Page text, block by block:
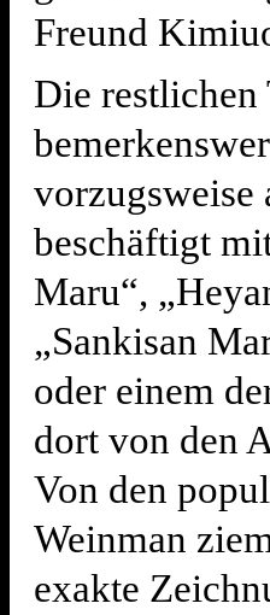
Freund
Die
vorzugsweise
beschäftigt
Maru“,
„Sankisan
oder einem
dort von den
Von den
Weinman
exakte